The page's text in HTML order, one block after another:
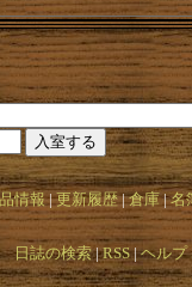
情報 更新履歴 倉庫 名
日誌の検索 RSS ヘルプ